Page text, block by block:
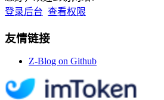
登录后台 查看权限
友情链接
Z-Blog on Github